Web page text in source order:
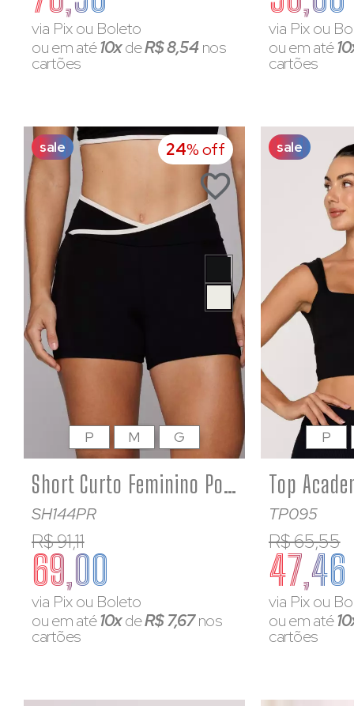
via Pix ou Boleto
ou em até10xdeR$ 8,54nos
cartões
via Pix ou
ou em até
cartões
sale 24% off
Short Curto Feminino Poliamida Cós Cruzado Afina Cintura Preto
SH144PR
R$ 91,11
69,00
via Pix ou Boleto
ou em até10xdeR$ 7,67nos
cartões
P M G
sale
TP095
R$ 65,55
47,46
via Pix ou
ou em até
cartões
P